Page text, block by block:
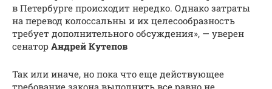
в Петербурге происходит нередко. Однако затраты
на перевод колоссальны и их целесообразность
требует дополнительного обсуждения», — уверен
сенатор Андрей Кутепов
Так или иначе, но пока что еще действующее
требование закона выполнить все равно не